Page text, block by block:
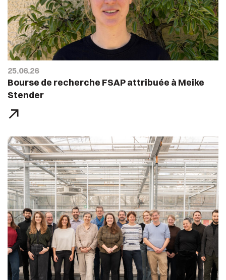
25.06.26
Bourse de recherche FSAP attribuée à Meike
Stender